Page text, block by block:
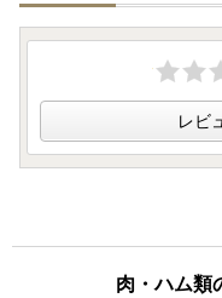
誠に勝手ながら、下記
場合、返礼品の発送に
2026年4月23日(木)～
-----------------
ご不便をおかけいたし
レビ
肉・ハム類